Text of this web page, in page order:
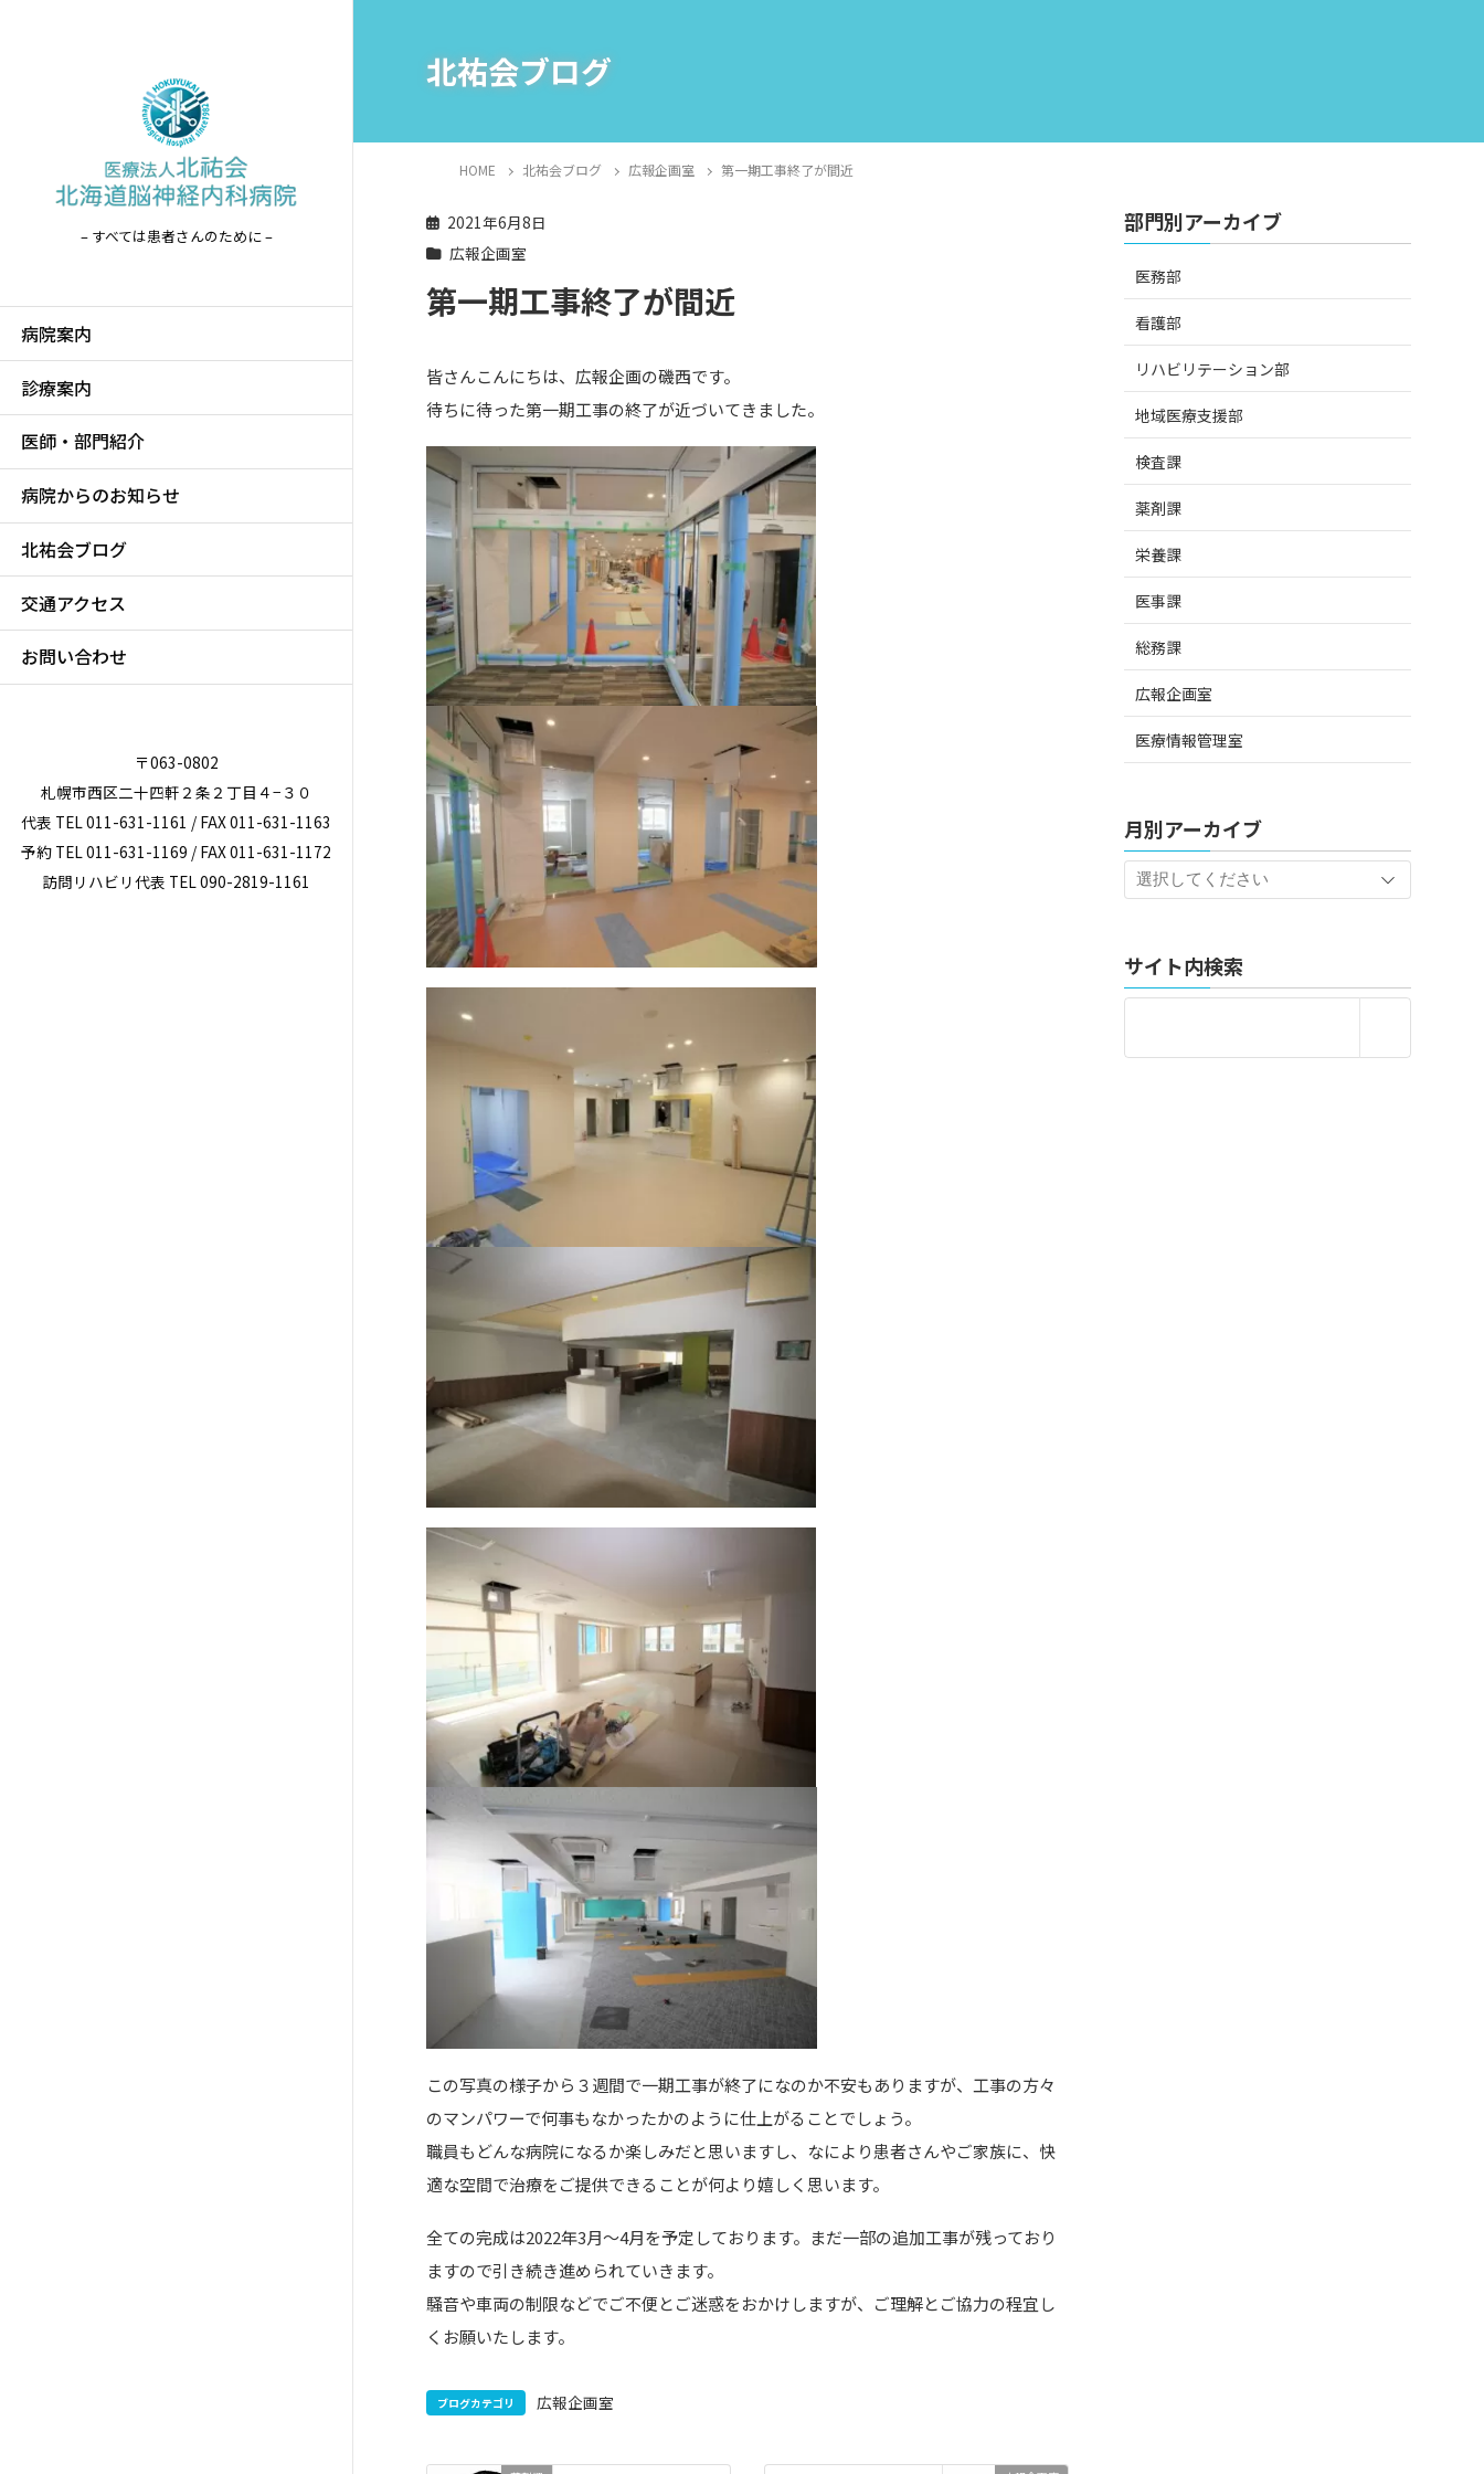
– すべては患者さんのために –
病院案内
診療案内
医師・部門紹介
病院からのお知らせ
北祐会ブログ
交通アクセス
お問い合わせ
〒063-0802
札幌市西区二十四軒２条２丁目４−３０
代表 TEL 011-631-1161 / FAX 011-631-1163
予約 TEL 011-631-1169 / FAX 011-631-1172
訪問リハビリ代表 TEL 090-2819-1161
北祐会ブログ
HOME 北祐会ブログ 広報企画室 第一期工事終了が間近
2021年6月8日
広報企画室
第一期工事終了が間近
皆さんこんにちは、広報企画の磯西です。
待ちに待った第一期工事の終了が近づいてきました。
この写真の様子から３週間で一期工事が終了になのか不安もありますが、工事の方々
のマンパワーで何事もなかったかのように仕上がることでしょう。
職員もどんな病院になるか楽しみだと思いますし、なにより患者さんやご家族に、快
適な空間で治療をご提供できることが何より嬉しく思います。
全ての完成は2022年3月～4月を予定しております。まだ一部の追加工事が残っており
ますので引き続き進められていきます。
騒音や車両の制限などでご不便とご迷惑をおかけしますが、ご理解とご協力の程宜し
くお願いたします。
ブログカテゴリ 広報企画室
部門別アーカイブ
医務部
看護部
リハビリテーション部
地域医療支援部
検査課
薬剤課
栄養課
医事課
総務課
広報企画室
医療情報管理室
月別アーカイブ
サイト内検索